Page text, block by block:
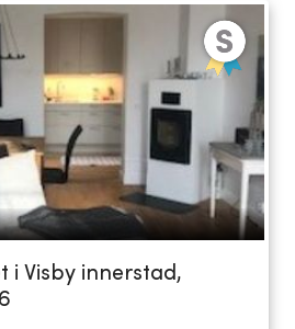
i Visby innerstad,